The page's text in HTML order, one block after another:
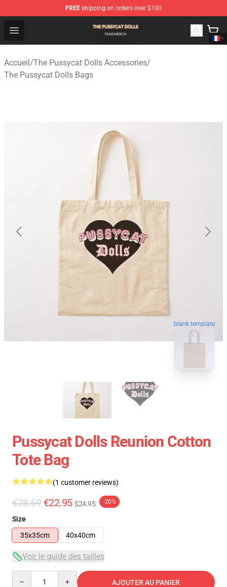
FREE shipping on orders over $100
Open menu
The Pussycat Dolls Shop - Official The Pussycat Dolls
Accueil/The Pussycat Dolls Accessories/
The Pussycat Dolls Bags
blank template
Pussycat Dolls Reunion Cotton
Tote Bag
(1 customer reviews)
€28.69 €22.95 $24.95 -20%
Size
35x35cm
40x40cm
Voir le guide des tailles
AJOUTER AU PANIER